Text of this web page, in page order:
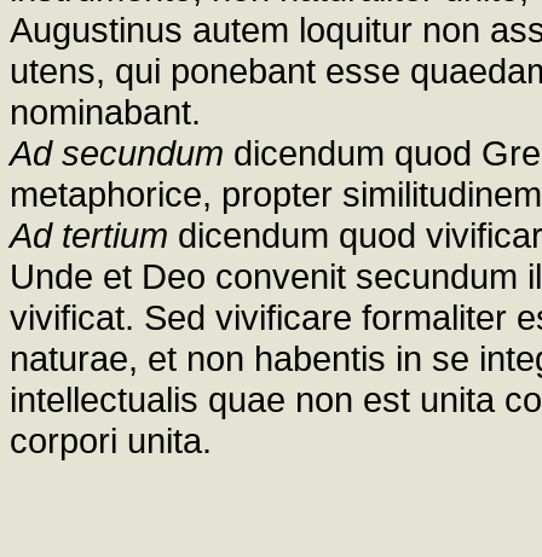
Augustinus autem loquitur non
utens, qui ponebant esse
nominabant.
Ad secundum dicendum quod
metaphorice, propter
Ad tertium dicendum quod
Unde et Deo convenit secundum
vivificat. Sed vivificare formaliter
naturae, et non habentis in se
intellectualis quae non est unita
corpori unita.